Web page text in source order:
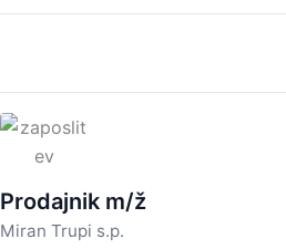
Prodajnik m/ž
Miran Trupi s.p.